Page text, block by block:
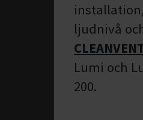
ljudnivå
Lumi och
200.